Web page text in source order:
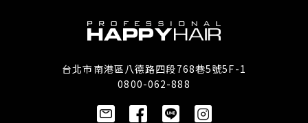
台北市南港區八德路四段768巷5號5F-1
0800-062-888